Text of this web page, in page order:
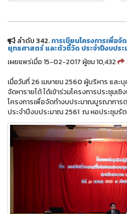
ลำดับ 342.การเขียนโครงการเพื่อ
ยุทธศาสตร์ และตัวชี้วัด ประจำปีงบประ
เผยแพร่เมื่อ 15-02-2017 ผู้ชม 10,432
เมื่อวันที่ 26 เมษายน 2560 ผู้บริหาร และ
จัดหารายได้ ได้เข้าร่วมโครงการประชุมเ
โครงการเพื่อจัดทำงบประมาณบูรณาการ
ประจำปีงบประมาณ 2561 ณ หอประชุมรั